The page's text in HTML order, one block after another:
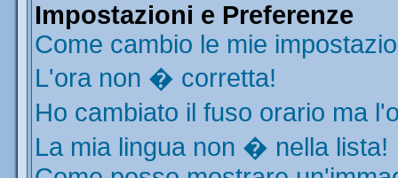
Impostazioni e Preferenze
Come cambio le mie
L'ora non � corretta!
Ho cambiato il fuso orario ma
La mia lingua non � nella lista!